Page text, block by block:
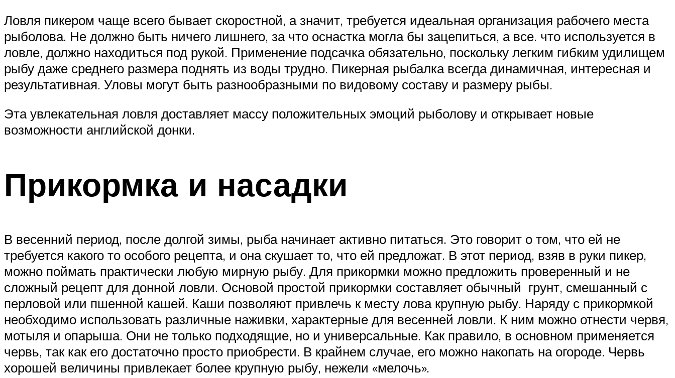
Ловля пикером чаще всего бывает скоростной, а значит, требуется идеальная организация рабочего места
рыболова. Не должно быть ничего лишнего, за что оснастка могла бы зацепиться, а все. что используется в
ловле, должно находиться под рукой. Применение подсачка обязательно, поскольку легким гибким удилищем
рыбу даже среднего размера поднять из воды трудно. Пикерная рыбалка всегда динамичная, интересная и
результативная. Уловы могут быть разнообразными по видовому составу и размеру рыбы.
Эта увлекательная ловля доставляет массу положительных эмоций рыболову и открывает новые
возможности английской донки.
Прикормка и насадки
В весенний период, после долгой зимы, рыба начинает активно питаться. Это говорит о том, что ей не
требуется какого то особого рецепта, и она скушает то, что ей предложат. В этот период, взяв в руки пикер,
можно поймать практически любую мирную рыбу. Для прикормки можно предложить проверенный и не
сложный рецепт для донной ловли. Основой простой прикормки составляет обычный грунт, смешанный с
перловой или пшенной кашей. Каши позволяют привлечь к месту лова крупную рыбу. Наряду с прикормкой
необходимо использовать различные наживки, характерные для весенней ловли. К ним можно отнести червя,
мотыля и опарыша. Они не только подходящие, но и универсальные. Как правило, в основном применяется
червь, так как его достаточно просто приобрести. В крайнем случае, его можно накопать на огороде. Червь
хорошей величины привлекает более крупную рыбу, нежели «мелочь».